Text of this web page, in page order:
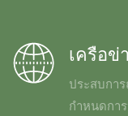
เครือข่
ประสบกา
กำหนดกา